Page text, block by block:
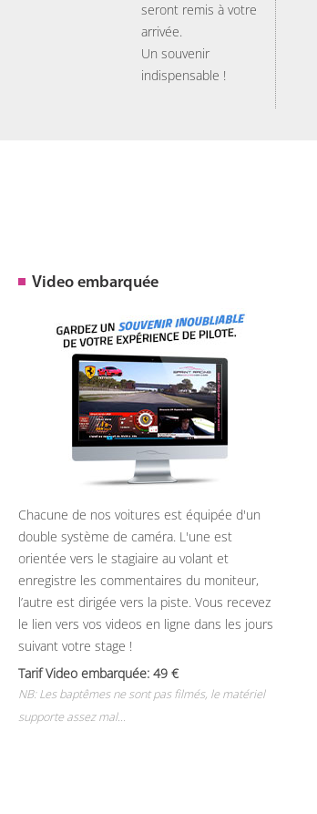
seront remis à votre
arrivée.
Un souvenir
indispensable !
Video embarquée
Chacune de nos voitures est équipée d'un
double système de caméra. L'une est
orientée vers le stagiaire au volant et
enregistre les commentaires du moniteur,
l’autre est dirigée vers la piste. Vous recevez
le lien vers vos videos en ligne dans les jours
suivant votre stage !
Tarif Video embarquée: 49
NB: Les baptêmes ne sont pas filmés, le matériel
supporte assez mal...